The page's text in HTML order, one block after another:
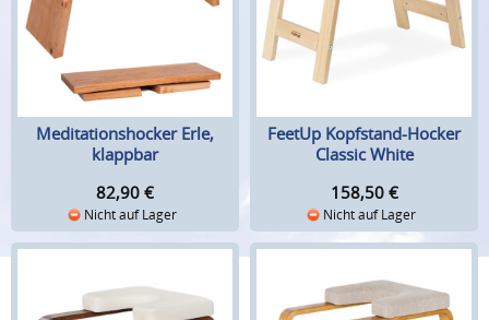
Meditationshocker Erle,
klappbar
82,90 €
Nicht auf Lager
FeetUp Kopfstand-Hocker
Classic White
158,50 €
Nicht auf Lager